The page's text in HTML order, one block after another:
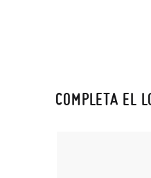
COMPLETA EL